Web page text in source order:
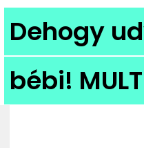
Dehogy
bébi!